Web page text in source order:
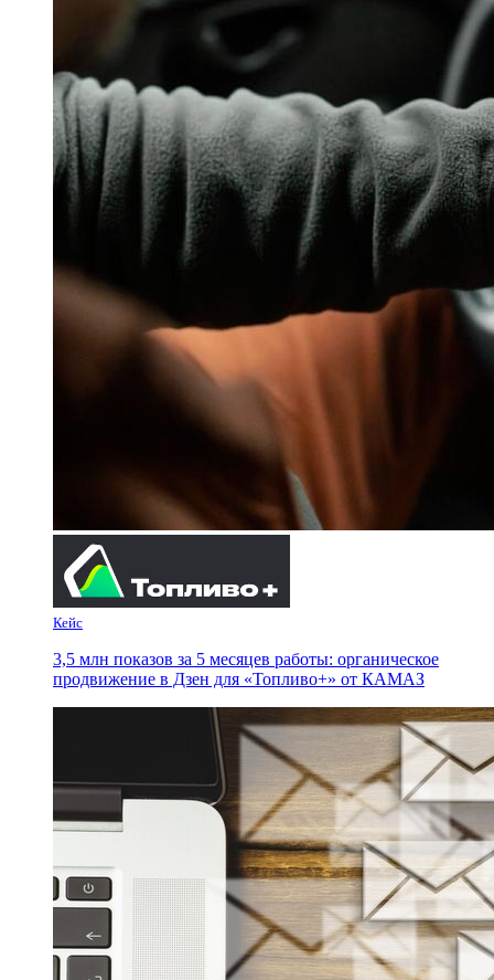
Кейс
3,5 млн показов за 5 месяцев работы: органическое
продвижение в Дзен для «Топливо+» от КАМАЗ